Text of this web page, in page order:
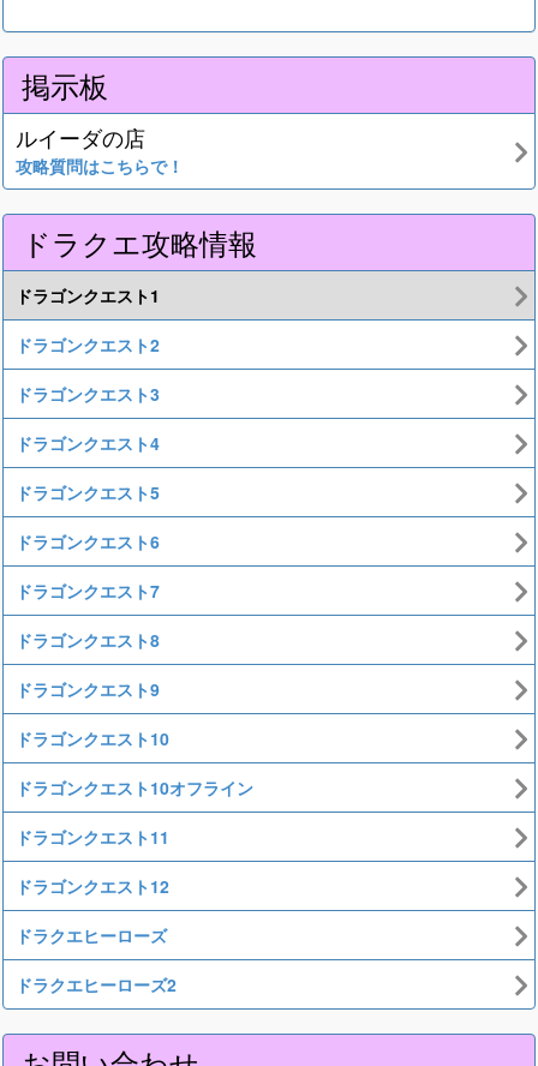
掲示板
ルイーダの店
攻略質問はこちらで！
ドラクエ攻略情報
ドラゴンクエスト1
ドラゴンクエスト2
ドラゴンクエスト3
ドラゴンクエスト4
ドラゴンクエスト5
ドラゴンクエスト6
ドラゴンクエスト7
ドラゴンクエスト8
ドラゴンクエスト9
ドラゴンクエスト10
ドラゴンクエスト10オフライン
ドラゴンクエスト11
ドラゴンクエスト12
ドラクエヒーローズ
ドラクエヒーローズ2